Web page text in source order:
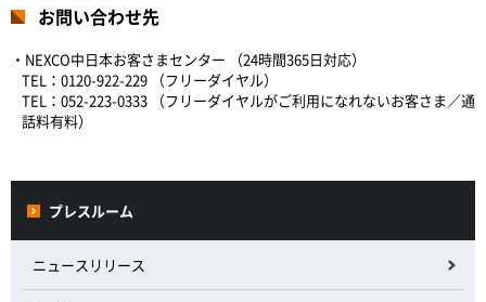
お問い合わせ先
・NEXCO中日本お客さまセンター （24時間365日対応）
TEL：0120-922-229 （フリーダイヤル）
TEL：052-223-0333 （フリーダイヤルがご利用になれないお客さま／通
話料有料）
プレスルーム
ニュースリリース